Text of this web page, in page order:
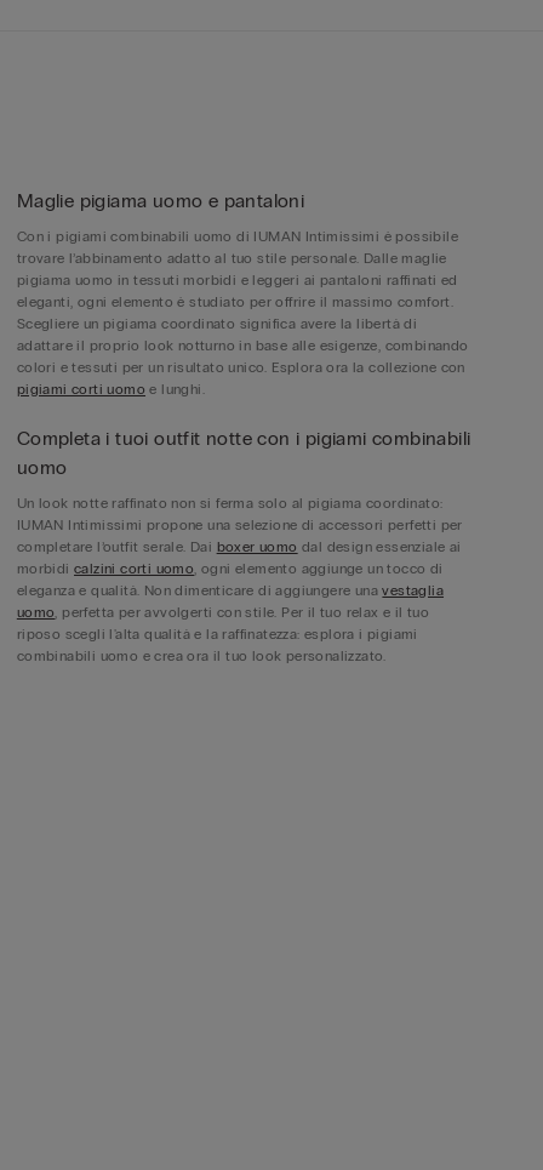
Maglie pigiama uomo e pantaloni
Con i pigiami combinabili uomo di IUMAN Intimissimi è possibile
trovare l’abbinamento adatto al tuo stile personale. Dalle maglie
pigiama uomo in tessuti morbidi e leggeri ai pantaloni raffinati ed
eleganti, ogni elemento è studiato per offrire il massimo comfort.
Scegliere un pigiama coordinato significa avere la libertà di
adattare il proprio look notturno in base alle esigenze, combinando
colori e tessuti per un risultato unico. Esplora ora la collezione con
pigiami corti uomo e lunghi.
Completa i tuoi outfit notte con i pigiami combinabili
uomo
Un look notte raffinato non si ferma solo al pigiama coordinato:
IUMAN Intimissimi propone una selezione di accessori perfetti per
completare l’outfit serale. Dai boxer uomo dal design essenziale ai
morbidicalzini corti uomo, ogni elemento aggiunge un tocco di
eleganza e qualità. Non dimenticare di aggiungere unavestaglia
uomo, perfetta per avvolgerti con stile. Per il tuo relax e il tuo
riposo scegli l'alta qualità e la raffinatezza: esplora i pigiami
combinabili uomo e crea ora il tuo look personalizzato.